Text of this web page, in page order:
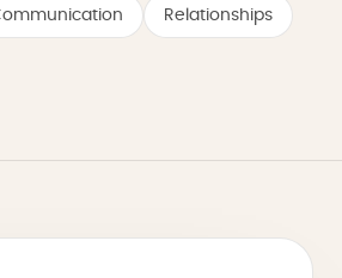
Relationships